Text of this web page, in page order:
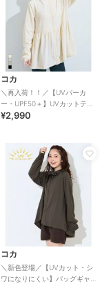
コカ
＼再入荷！！／【UVパーカ
ー・UPF50＋】UVカットティ
アードパーカー 全4色
¥2,990
コカ
＼新色登場／【UVカット・シ
ワになりにくい】バッグギャ